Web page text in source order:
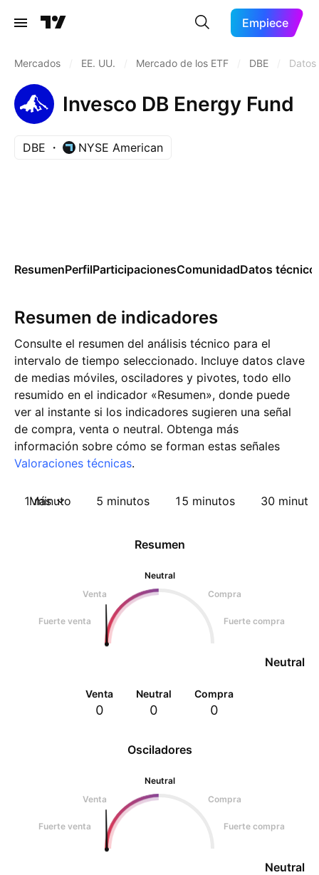
Empiece
Mercados EE. UU. Mercado de los ETF DBE
Invesco DB Energy Fund
DBE NYSE American
ResumenPerfilParticipacionesComunidadDatos
Resumen de indicadores
Consulte el resumen del análisis técnico para el
intervalo de tiempo seleccionado. Incluye datos clave
de medias móviles, osciladores y pivotes, todo ello
resumido en el indicador «Resumen», donde puede
ver al instante si los indicadores sugieren una señal
de compra, venta o neutral. Obtenga más
información sobre cómo se forman estas señales
Valoraciones técnicas.
1 minuto 5 minutos 15 minutos 30
Más
Osciladores
Neutral
Venta
Compra
Fuerte venta Fuerte compra
Neutral
Resumen
Neutral
Venta
Compra
Fuerte venta Fuerte compra
Neutral
Venta
0
Neutral
0
Compra
0